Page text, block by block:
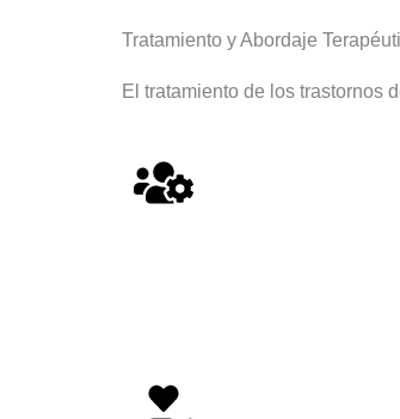
Tratamiento y Abordaje
El tratamiento de los trastornos